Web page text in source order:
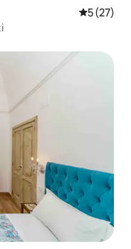
5 (27)